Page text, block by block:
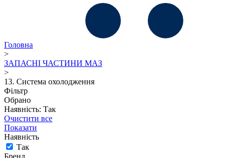
Головна
>
ЗАПАСНІ ЧАСТИНИ МАЗ
>
13. Система охолодження
Фільтр
Обрано
Наявність: Так
Очистити все
Показати
Наявність
Так
Бренд